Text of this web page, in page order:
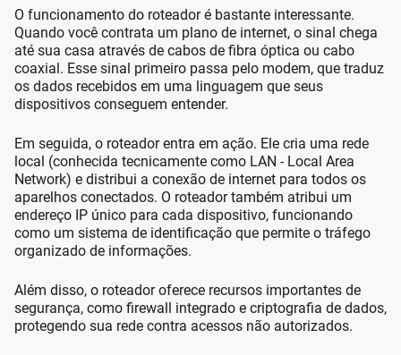
O funcionamento do roteador é bastante interessante.
Quando você contrata um plano de internet, o sinal chega
até sua casa através de cabos de fibra óptica ou cabo
coaxial. Esse sinal primeiro passa pelo modem, que traduz
os dados recebidos em uma linguagem que seus
dispositivos conseguem entender.
Em seguida, o roteador entra em ação. Ele cria uma rede
local (conhecida tecnicamente como LAN - Local Area
Network) e distribui a conexão de internet para todos os
aparelhos conectados. O roteador também atribui um
endereço IP único para cada dispositivo, funcionando
como um sistema de identificação que permite o tráfego
organizado de informações.
Além disso, o roteador oferece recursos importantes de
segurança, como firewall integrado e criptografia de dados,
protegendo sua rede contra acessos não autorizados.